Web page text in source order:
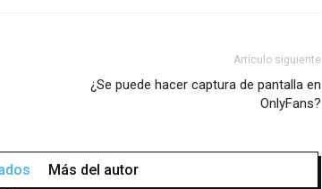
Artículo siguiente
¿Se puede hacer captura de pantalla en
OnlyFans?
Más del autor